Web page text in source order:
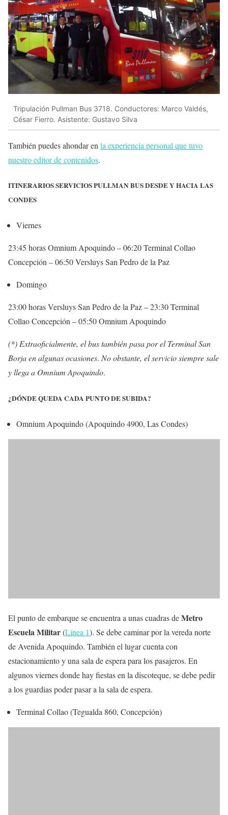
Tripulación Pullman Bus 3718. Conductores: Marco Valdés,
César Fierro. Asistente: Gustavo Silva
También puedes ahondar en la experiencia personal que tuvo
nuestro editor de contenidos.
ITINERARIOS SERVICIOS PULLMAN BUS DESDE Y HACIA LAS
CONDES
Viernes
23:45 horas Omnium Apoquindo – 06:20 Terminal Collao
Concepción – 06:50 Versluys San Pedro de la Paz
Domingo
23:00 horas Versluys San Pedro de la Paz – 23:30 Terminal
Collao Concepción – 05:50 Omnium Apoquindo
(*) Extraoficialmente, el bus también pasa por el Terminal San
Borja en algunas ocasiones. No obstante, el servicio siempre sale
y llega a Omnium Apoquindo.
¿DÓNDE QUEDA CADA PUNTO DE SUBIDA?
Omnium Apoquindo (Apoquindo 4900, Las Condes)
El punto de embarque se encuentra a unas cuadras deMetro
Escuela Militar(Línea 1). Se debe caminar por la vereda norte
de Avenida Apoquindo. También el lugar cuenta con
estacionamiento y una sala de espera para los pasajeros. En
algunos viernes donde hay fiestas en la discoteque, se debe pedir
a los guardias poder pasar a la sala de espera.
Terminal Collao (Tegualda 860, Concepción)